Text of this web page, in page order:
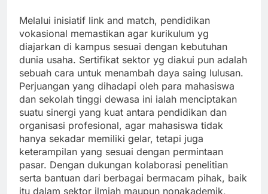
Melalui inisiatif link and match, pendidikan
vokasional memastikan agar kurikulum yg
diajarkan di kampus sesuai dengan kebutuhan
dunia usaha. Sertifikat sektor yg diakui pun adalah
sebuah cara untuk menambah daya saing lulusan.
Perjuangan yang dihadapi oleh para mahasiswa
dan sekolah tinggi dewasa ini ialah menciptakan
suatu sinergi yang kuat antara pendidikan dan
organisasi profesional, agar mahasiswa tidak
hanya sekadar memiliki gelar, tetapi juga
keterampilan yang sesuai dengan permintaan
pasar. Dengan dukungan kolaborasi penelitian
serta bantuan dari berbagai bermacam pihak, baik
itu dalam sektor ilmiah maupun nonakademik,